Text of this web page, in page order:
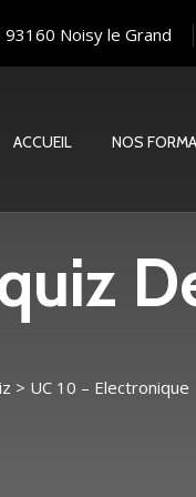
93160 Noisy le Grand
ACCUEIL NOS
> UC 10 – Electronique